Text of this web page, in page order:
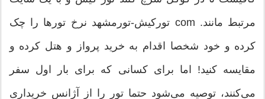
مرتبط مانند. com تورکیش-تورمشهد نرخ تورها را چک
کرده و خود شخصا اقدام به خرید پرواز و هتل کرده و
مقایسه کنید! اما برای کسانی که برای بار اول سفر
می‌کنند، توصیه می‌­شود حتما تور را از آژانس خریداری